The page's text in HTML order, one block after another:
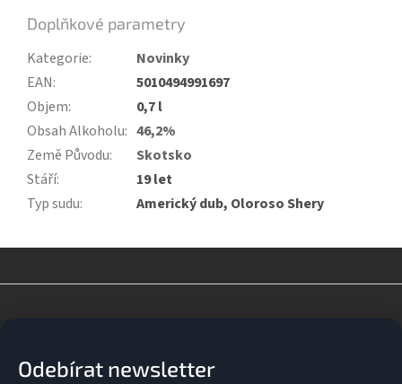
Doplňkové parametry
Kategorie:
Novinky
EAN:
5010494991697
Objem:
0,7 l
Obsah Alkoholu: 46,2%
Země Původu:
Skotsko
Stáří:
19 let
Typ sudu: Americký dub, Oloroso Shery
Odebírat newsletter